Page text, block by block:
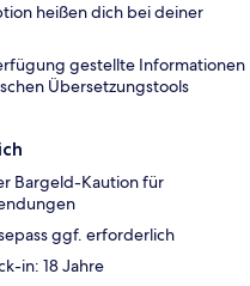
heißen dich bei deiner
gestellte Informationen
Übersetzungstools
Bargeld-Kaution für
ggf. erforderlich
in: 18 Jahre